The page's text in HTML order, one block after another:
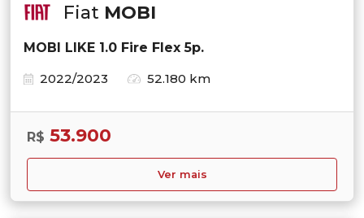
Fiat MOBI
MOBI LIKE 1.0 Fire Flex 5p.
2022/2023
52.180 km
R$ 53.900
Ver mais